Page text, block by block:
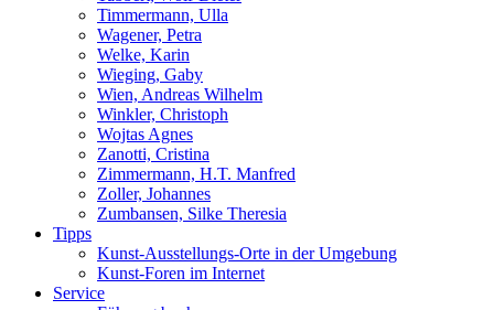
Timmermann, Ulla
Wagener, Petra
Welke, Karin
Wieging, Gaby
Wien, Andreas Wilhelm
Winkler, Christoph
Wojtas Agnes
Zanotti, Cristina
Zimmermann, H.T. Manfred
Zoller, Johannes
Zumbansen, Silke Theresia
Tipps
Kunst-Ausstellungs-Orte in der Umgebung
Kunst-Foren im Internet
Service